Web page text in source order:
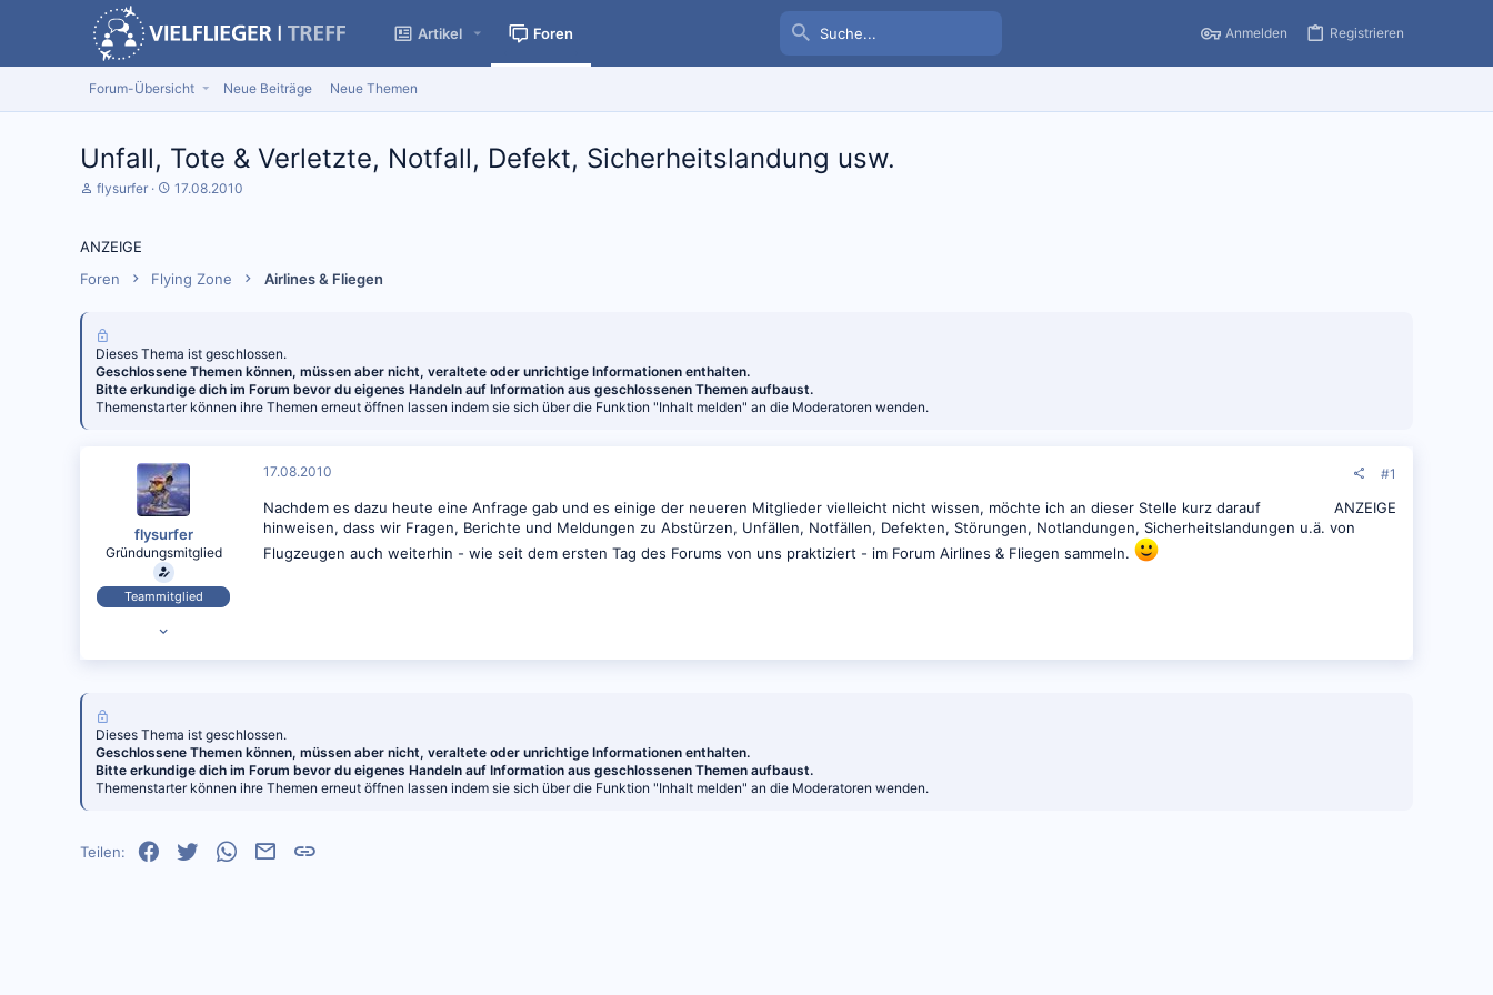
Artikel Foren Anmelden Registrieren
Forum-Übersicht Neue Beiträge Neue Themen
Unfall, Tote & Verletzte, Notfall, Defekt, Sicherheitslandung usw.
S
r
e
i
n
flysurfer
D
S
t
17.08.2010
ANZEIGE
Foren
Flying Zone Airlines & Fliegen
Dieses Thema ist geschlossen.
Geschlossene Themen können, müssen aber nicht, veraltete oder unrichtige Informationen enthalten.
Bitte erkundige dich im Forum bevor du eigenes Handeln auf Information aus geschlossenen Themen aufbaust.
Themenstarter können ihre Themen erneut öffnen lassen indem sie sich über die Funktion "Inhalt melden" an die Moderatoren wenden.
flysurfer
Gründungsmitglied
Teammitglied
17.08.2010 #1
ANZEIGE
Nachdem es dazu heute eine Anfrage gab und es einige der neueren Mitglieder vielleicht nicht wissen, möchte ich an dieser Stelle kurz darauf
hinweisen, dass wir Fragen, Berichte und Meldungen zu Abstürzen, Unfällen, Notfällen, Defekten, Störungen, Notlandungen, Sicherheitslandungen u.ä. von
Flugzeugen auch weiterhin - wie seit dem ersten Tag des Forums von uns praktiziert - im Forum Airlines & Fliegen sammeln.
Dieses Thema ist geschlossen.
Geschlossene Themen können, müssen aber nicht, veraltete oder unrichtige Informationen enthalten.
Bitte erkundige dich im Forum bevor du eigenes Handeln auf Information aus geschlossenen Themen aufbaust.
Themenstarter können ihre Themen erneut öffnen lassen indem sie sich über die Funktion "Inhalt melden" an die Moderatoren wenden.
Teilen: Facebook
Twitter WhatsApp
E-MailLink